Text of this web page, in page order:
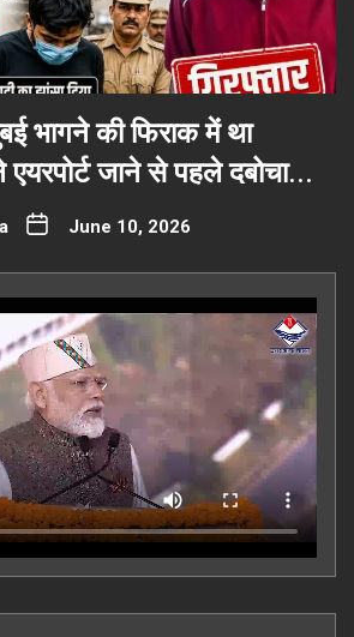
भागने की फिराक में था
जाने से पहले दबोचा…
June 10, 2026